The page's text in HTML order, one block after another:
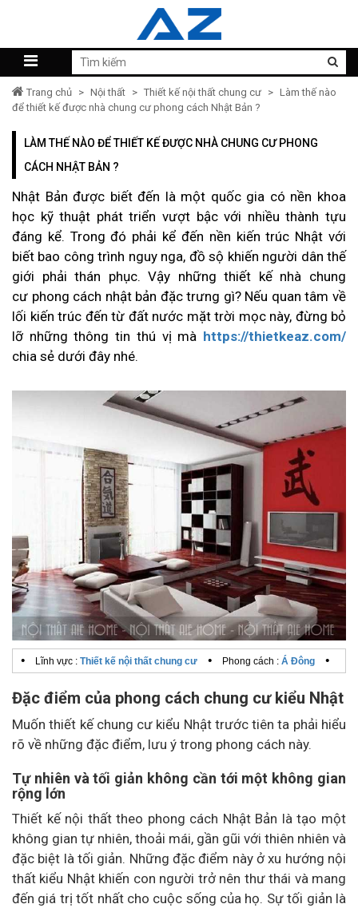
Trang chủ > Nội thất > Thiết kế nội thất chung cư > Làm thế nào
để thiết kế được nhà chung cư phong cách Nhật Bản ?
LÀM THẾ NÀO ĐỂ THIẾT KẾ ĐƯỢC NHÀ CHUNG CƯ PHONG
CÁCH NHẬT BẢN ?
Nhật Bản được biết đến là một quốc gia có nền khoa
học kỹ thuật phát triển vượt bậc với nhiều thành tựu
đáng kể. Trong đó phải kể đến nền kiến trúc Nhật với
biết bao công trình nguy nga, đồ sộ khiến người dân thế
giới phải thán phục. Vậy những thiết kế nhà chung
cư phong cách nhật bản đặc trưng gì? Nếu quan tâm về
lối kiến trúc đến từ đất nước mặt trời mọc này, đừng bỏ
lỡ những thông tin thú vị mà https://thietkeaz.com/
chia sẻ dưới đây nhé.
• Lĩnh vực : Thiết kế nội thất chung cư • Phong cách : Á Đông •
Đặc điểm của phong cách chung cư kiểu Nhật
Muốn thiết kế chung cư kiểu Nhật trước tiên ta phải hiểu
rõ về những đặc điểm, lưu ý trong phong cách này.
Tự nhiên và tối giản không cần tới một không gian
rộng lớn
Thiết kế nội thất theo phong cách Nhật Bản là tạo một
không gian tự nhiên, thoải mái, gần gũi với thiên nhiên và
đặc biệt là tối giản. Những đặc điểm này ở xu hướng nội
thất kiểu Nhật khiến con người trở nên thư thái và mang
đến giá trị tốt nhất cho cuộc sống của họ. Sự tối giản là